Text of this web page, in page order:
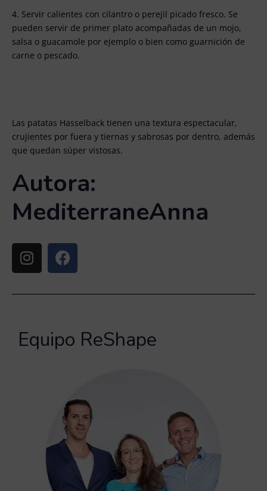
4. Servir calientes con cilantro o perejil picado fresco. Se
pueden servir de primer plato acompañadas de un mojo,
salsa o guacamole por ejemplo o bien como guarnición de
carne o pescado.
Las patatas Hasselback tienen una textura espectacular,
crujientes por fuera y tiernas y sabrosas por dentro, además
que quedan súper vistosas.
Autora:
MediterraneAnna
Equipo ReShape